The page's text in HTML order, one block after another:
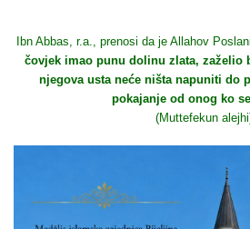
Ibn Abbas, r.a., prenosi da je Allahov
čovjek imao punu dolinu zlata, zaželio
njegova usta neće ništa napuniti do
pokajanje od onog ko
(Muttefekun